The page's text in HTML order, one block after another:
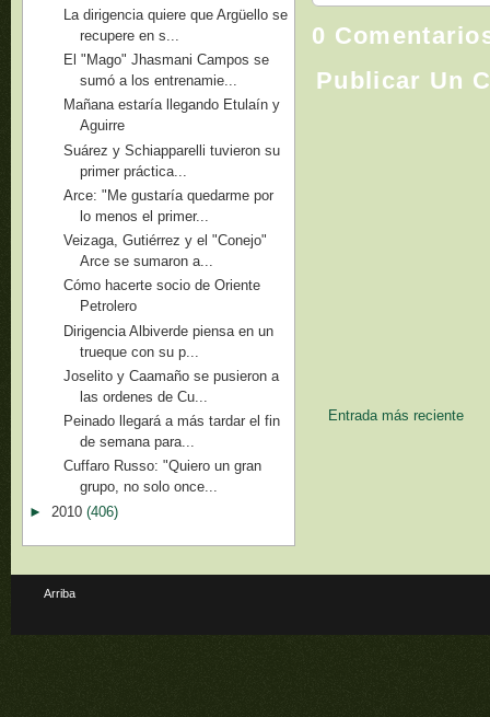
0
Publicar Un
Entrada más reciente
La dirigencia quiere que Argüello se
recupere en s...
El "Mago" Jhasmani Campos se
sumó a los entrenamie...
Mañana estaría llegando Etulaín y
Aguirre
Suárez y Schiapparelli tuvieron su
primer práctica...
Arce: "Me gustaría quedarme por
lo menos el primer...
Veizaga, Gutiérrez y el "Conejo"
Arce se sumaron a...
Cómo hacerte socio de Oriente
Petrolero
Dirigencia Albiverde piensa en un
trueque con su p...
Joselito y Caamaño se pusieron a
las ordenes de Cu...
Peinado llegará a más tardar el fin
de semana para...
Cuffaro Russo: "Quiero un gran
grupo, no solo once...
► 2010 (406)
Arriba